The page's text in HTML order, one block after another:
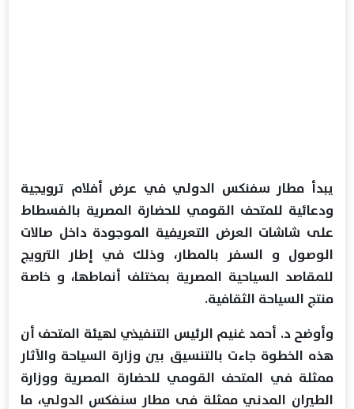
يبدأ مطار سفنكس الدولي في عرض أفلام ترويجية
ودعائية للمتحف القومي للحضارة المصرية بالفسطاط
على شاشات العرض التعريفية الموجودة داخل صالات
الوصول و السفر بالمطار، وذلك في إطار الترويج
للمقاصد السياحية المصرية بمختلف أنماطها، و خاصة
منتج السياحة الثقافية.
وأوضح د. أحمد غنيم الرئيس التنفيذي لهيئة المتحف أن
هذه الخطوة جاءت بالتنسيق بين وزارة السياحة والآثار
ممثلة في المتحف القومي للحضارة المصرية ووزارة
الطيران المدني ممثلة فى مطار سنفكس الدولي، ما